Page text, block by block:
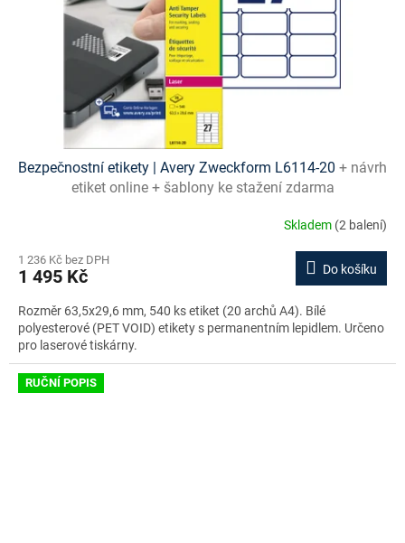
Bezpečnostní etikety | Avery Zweckform L6114-20 + návrh
etiket online + šablony ke stažení zdarma
Skladem (2 balení)
1 236 Kč bez DPH
1 495 Kč Do košíku
Rozměr 63,5x29,6 mm, 540 ks etiket (20 archů A4). Bílé
polyesterové (PET VOID) etikety s permanentním lepidlem. Určeno
pro laserové tiskárny.
RUČNÍ POPIS